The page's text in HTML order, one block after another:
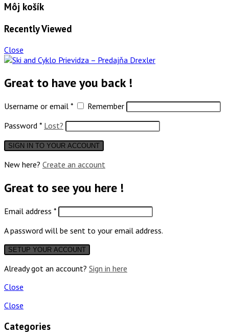
Môj košík
Recently Viewed
Close
Great to have you back !
Username or email *
Remember
Password * Lost?
New here? Create an account
Great to see you here !
Email address *
A password will be sent to your email address.
Already got an account? Sign in here
Close
Close
Categories